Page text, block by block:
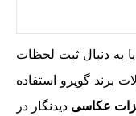
به دنبال ثبت لحظات
برند گوپرو استفاده
عکاسی دیدنگار در